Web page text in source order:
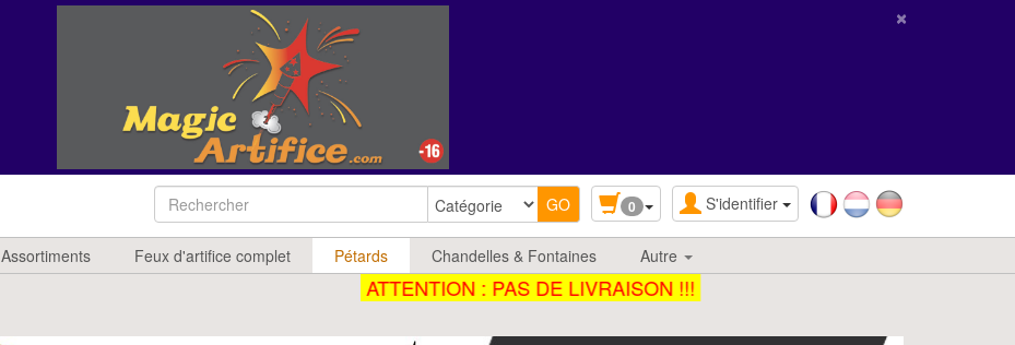
×
S'identifier
0
Assortiments Feux d'artifice complet Pétards Chandelles & Fontaines Autre
ATTENTION : PAS DE LIVRAISON !!!